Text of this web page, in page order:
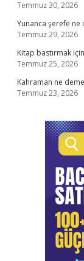
Temmuz 30, 2026
Yunanca şerefe ne
Temmuz 29, 2026
Kitap bastırmak
Temmuz 25, 2026
Kahraman ne
Temmuz 23, 2026